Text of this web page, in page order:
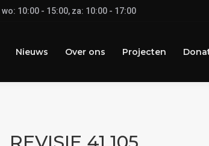
wo: 10:00 - 15:00, za: 10:00 - 17:00
Nieuws Over ons Projecten
Over ons